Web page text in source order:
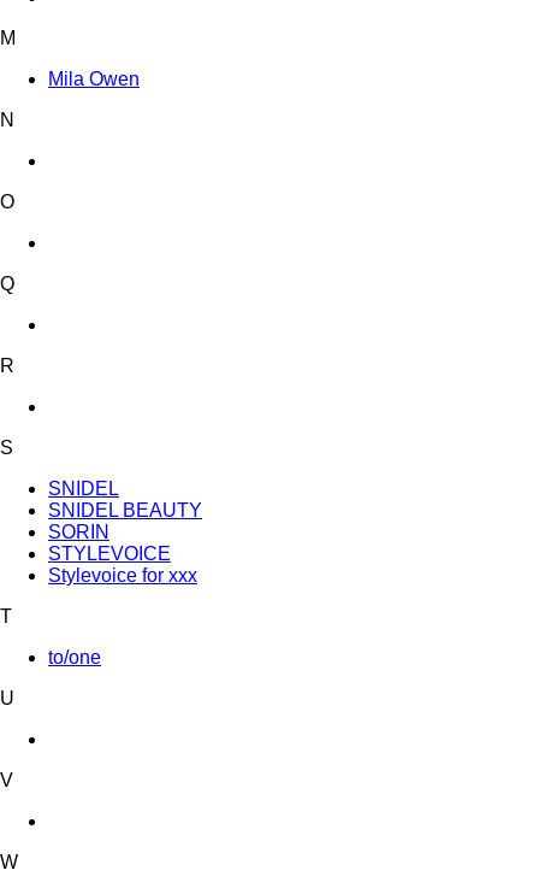
M
Mila Owen
N
O
Q
R
S
SNIDEL
SNIDEL BEAUTY
SORIN
STYLEVOICE
Stylevoice for xxx
T
to/one
U
V
W